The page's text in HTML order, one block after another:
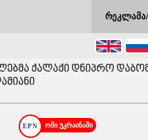
ქალაქი დნიპრო
ომი უკრაინაში